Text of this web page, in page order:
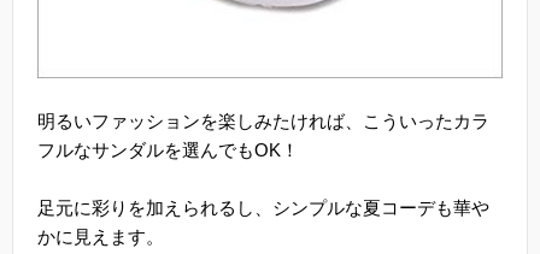
明るいファッションを楽しみたければ、こういったカラ
フルなサンダルを選んでもOK！
足元に彩りを加えられるし、シンプルな夏コーデも華や
かに見えます。